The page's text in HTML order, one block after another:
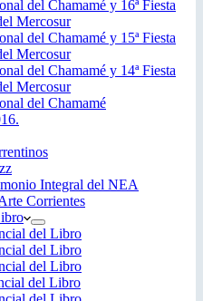
del Chamamé y 16ª Fiesta
Mercosur
del Chamamé y 15ª Fiesta
Mercosur
del Chamamé y 14ª Fiesta
Mercosur
del Chamamé
Integral del NEA
Corrientes
del Libro
del Libro
del Libro
del Libro